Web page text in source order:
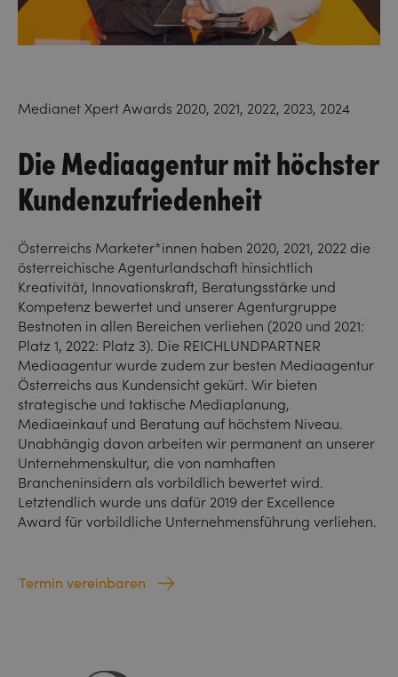
Medianet Xpert Awards 2020, 2021, 2022, 2023, 2024
Die Mediaagentur mit höchster
Kundenzufriedenheit
Österreichs Marketer*innen haben 2020, 2021, 2022 die
österreichische Agenturlandschaft hinsichtlich
Kreativität, Innovationskraft, Beratungsstärke und
Kompetenz bewertet und unserer Agenturgruppe
Bestnoten in allen Bereichen verliehen (2020 und 2021:
Platz 1, 2022: Platz 3). Die REICHLUNDPARTNER
Mediaagentur wurde zudem zur besten Mediaagentur
Österreichs aus Kundensicht gekürt. Wir bieten
strategische und taktische Mediaplanung,
Mediaeinkauf und Beratung auf höchstem Niveau.
Unabhängig davon arbeiten wir permanent an unserer
Unternehmenskultur, die von namhaften
Brancheninsidern als vorbildlich bewertet wird.
Letztendlich wurde uns dafür 2019 der Excellence
Award für vorbildliche Unternehmensführung verliehen.
Termin vereinbaren